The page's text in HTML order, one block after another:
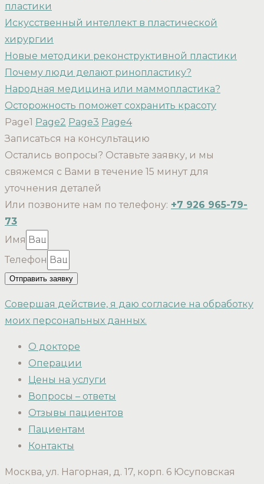
пластики
Искусственный интеллект в пластической
хирургии
Новые методики реконструктивной пластики
Почему люди делают ринопластику?
Народная медицина или маммопластика?
Осторожность поможет сохранить красоту
Page1 Page2 Page3 Page4
Записаться на консультацию
Остались вопросы? Оставьте заявку, и мы
свяжемся с Вами в течение 15 минут для
уточнения деталей
Или позвоните нам по телефону: +7 926 965-79-
73
Имя
Телефон
Отправить заявку
Совершая действие, я даю согласие на обработку
моих персональных данных.
О докторе
Операции
Цены на услуги
Вопросы – ответы
Отзывы пациентов
Пациентам
Контакты
Москва, ул. Нагорная, д. 17, корп. 6 Юсуповская